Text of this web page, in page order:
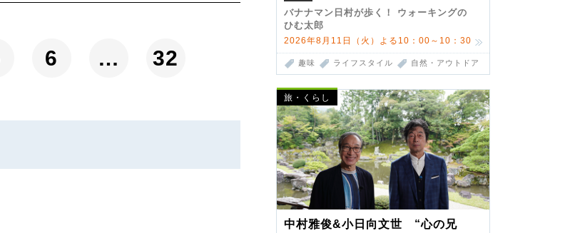
バナナマン日村が歩く！ ウォーキングの
ひむ太郎
2026年8月11日（火）よる10：00～10：30
趣味 ライフスタイル 自然・アウトドア
旅・くらし
中村雅俊&小日向文世 “心の兄
6 … 32